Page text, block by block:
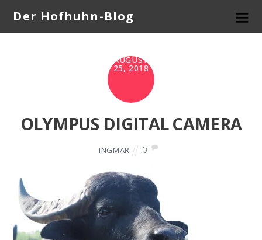
Der Hofhuhn-Blog
AUGUST
25, 2018
OLYMPUS DIGITAL CAMERA
INGMAR 0